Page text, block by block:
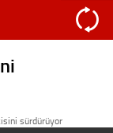
sürdürüyor